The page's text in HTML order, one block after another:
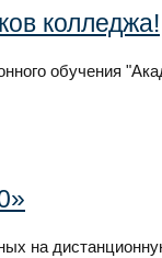
колледжа!
обучения
на